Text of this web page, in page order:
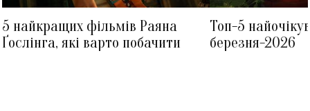
5 найкращих фільмів Раяна
Ґослінга, які варто побачити
Топ-5
березня-2026